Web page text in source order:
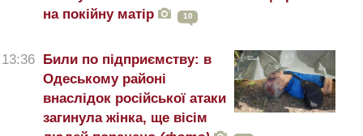
на покійну матір
10
13:36 Били по підприємству: в
Одеському районі
внаслідок російської атаки
загинула жінка, ще вісім